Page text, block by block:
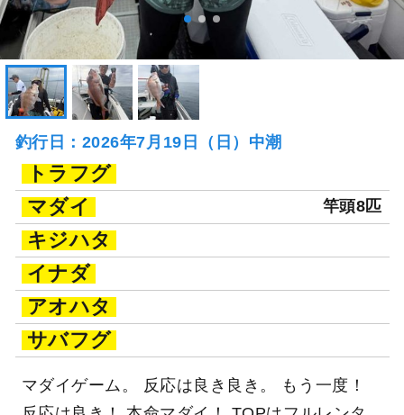
釣行日：2026年7月19日（日）中潮
トラフグ
マダイ
竿頭8匹
キジハタ
イナダ
アオハタ
サバフグ
マダイゲーム。 反応は良き良き。 もう一度！